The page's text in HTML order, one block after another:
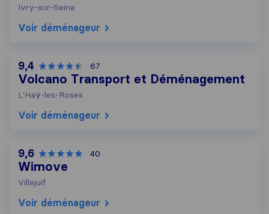
Ivry-sur-Seine
Voir déménageur
9,4 67
Volcano Transport et Déménagement
L'Haÿ-les-Roses
Voir déménageur
9,6 40
Wimove
Villejuif
Voir déménageur